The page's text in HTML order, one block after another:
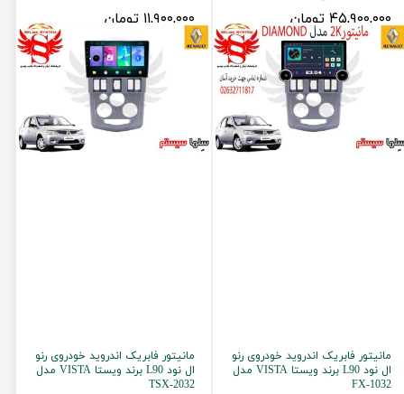
۴۵,۹۰۰,۰۰۰ تومان ۱۱,۹۰۰,۰۰۰ تومان
مانیتور فابریک اندروید خودروی رنو
ال نود L90 برند ویستا VISTA مدل
FX-1032
مانیتور فابریک اندروید خودروی رنو
ال نود L90 برند ویستا VISTA مدل
TSX-2032